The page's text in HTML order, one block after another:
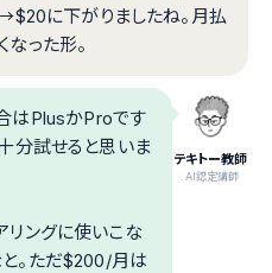
に下がりましたね。月払
った形。
テキトー教師
.AI認定講師
はPlusかProです
分試せると思いま
ングに使いこな
。ただ$200/月は